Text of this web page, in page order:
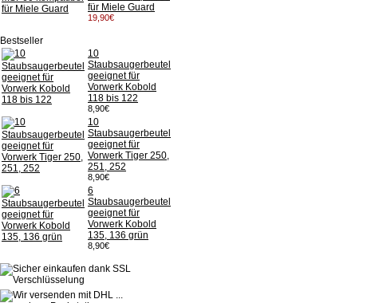
für Miele Guard
19,90€
Bestseller
10
Staubsaugerbeutel
geeignet für
Vorwerk Kobold
118 bis 122
8,90€
10
Staubsaugerbeutel
geeignet für
Vorwerk Tiger 250,
251, 252
8,90€
6
Staubsaugerbeutel
geeignet für
Vorwerk Kobold
135, 136 grün
8,90€